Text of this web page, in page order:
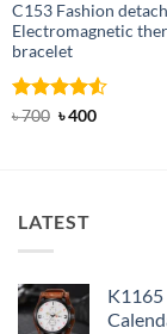
C153 Fashion
Electromagnetic
bracelet
Rated4.5
৳700 Original
৳400Current
LATEST